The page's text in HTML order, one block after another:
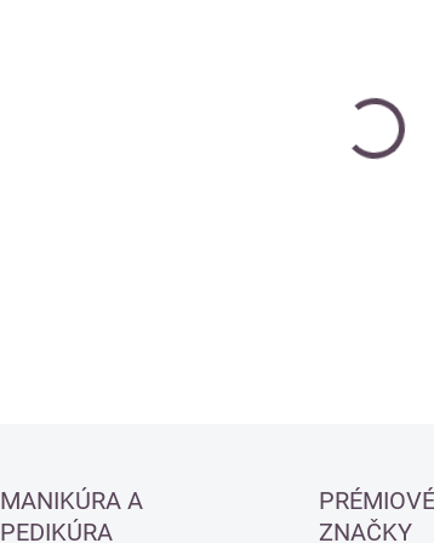
MANIKÚRA A
PEDIKÚRA
PRÉMIOVÉ
ZNAČKY